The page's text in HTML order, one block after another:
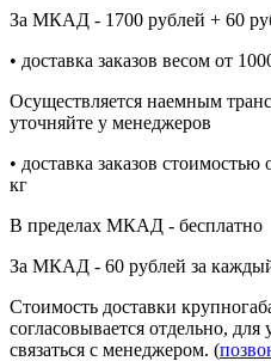
За МКАД - 1700 рублей + 60
• доставка заказов весом от
Осуществляется наемным
уточняйте у менеджеров
• доставка заказов
кг
В пределах МКАД - бесплатно
За МКАД - 60 рублей за
Стоимость доставки
согласовывается отдельно,
связаться с менеджером. (